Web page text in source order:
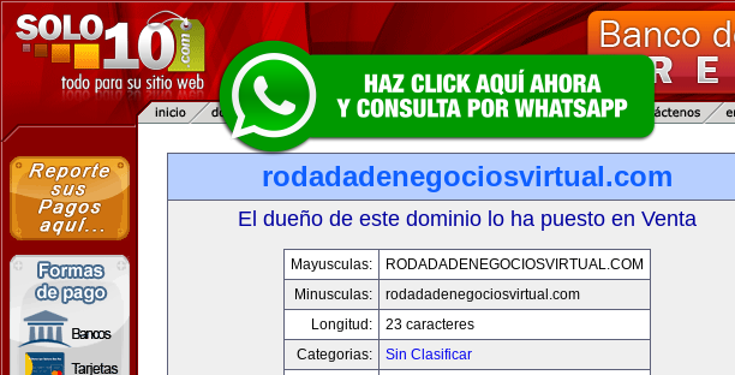
rodadadenegociosvirtual.com
El dueño de este dominio lo ha puesto en Venta
Mayusculas:
RODADADENEGOCIOSVIRTUAL.COM
Minusculas:
rodadadenegociosvirtual.com
Longitud:
23 caracteres
Categorias:
Sin Clasificar